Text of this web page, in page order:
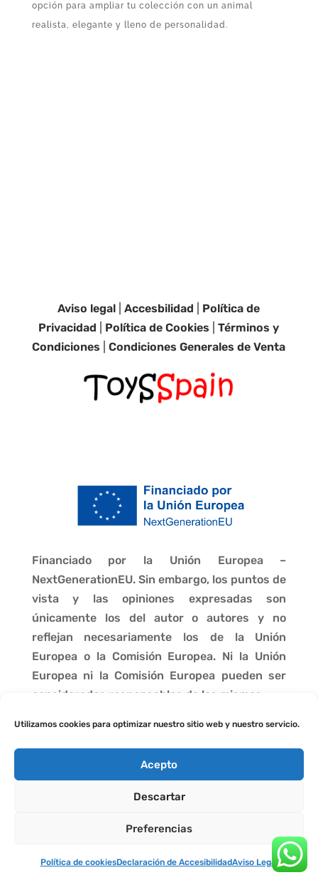
Utilizamos cookies para optimizar nuestro sitio web y nuestro servicio.
Acepto
Descartar
Preferencias
Política de cookiesDeclaración de AccesibilidadAviso Legal
opción para ampliar tu colección con un animal
realista, elegante y lleno de personalidad.
Aviso legal |Accesbilidad
Política de
Privacidad
Política de Cookies |Términos y
Condiciones |Condiciones Generales de Venta
Financiado por la Unión Europea –
NextGenerationEU. Sin embargo, los puntos de
vista y las opiniones expresadas son
únicamente los del autor o autores y no
reflejan necesariamente los de la Unión
Europea o la Comisión Europea. Ni la Unión
Europea ni la Comisión Europea pueden ser
consideradas responsables de las mismas.